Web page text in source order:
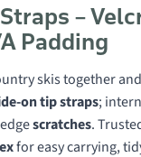
–
Padding
skis together
on tip straps;
scratches.
for easy carrying,